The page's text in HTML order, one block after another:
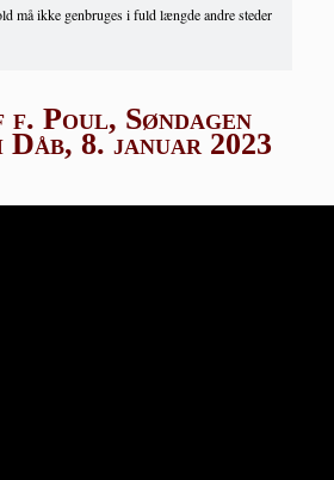
må ikke genbruges i fuld længde andre steder
Poul, Søndagen
8. januar 2023